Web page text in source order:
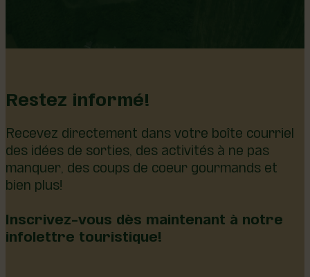
Restez informé!
Recevez directement dans votre boîte courriel
des idées de sorties, des activités à ne pas
manquer, des coups de coeur gourmands et
bien plus!
Inscrivez-vous dès maintenant à notre
infolettre touristique!